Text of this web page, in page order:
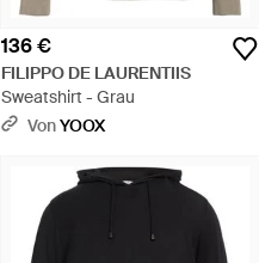
136 €
FILIPPO DE LAURENTIIS
Sweatshirt - Grau
VonYOOX